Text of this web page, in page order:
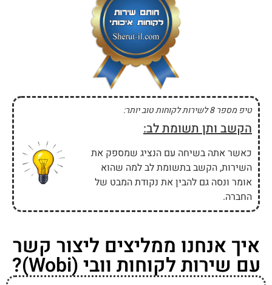
טיפ מספר 8 לשירות לקוחות טוב יותר:
הקשב ותן תשומת לב:
כאשר אתה בשיחה עם הנציג שמספק את
השירות, הקשב בתשומת לב למה שהוא
אומר ונסה גם להבין את נקודת המבט של
החברה.
איך אנחנו ממליצים ליצור קשר
עם שירות לקוחות וובי (Wobi)?